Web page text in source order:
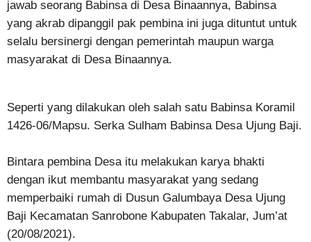
jawab seorang Babinsa di Desa Binaannya, Babinsa
yang akrab dipanggil pak pembina ini juga dituntut untuk
selalu bersinergi dengan pemerintah maupun warga
masyarakat di Desa Binaannya.
Seperti yang dilakukan oleh salah satu Babinsa Koramil
1426-06/Mapsu. Serka Sulham Babinsa Desa Ujung Baji.
Bintara pembina Desa itu melakukan karya bhakti
dengan ikut membantu masyarakat yang sedang
memperbaiki rumah di Dusun Galumbaya Desa Ujung
Baji Kecamatan Sanrobone Kabupaten Takalar, Jum’at
(20/08/2021).